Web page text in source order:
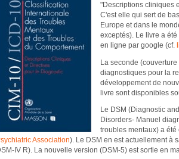
"Descriptions cliniques
C'est elle qui sert de
Europe et dans le
exceptés). Le livre a
en ligne par google (cf.
La seconde
diagnostiques pour la
développement de
livre sont disponibles
Le DSM (Diagnostic
Disorders- Manuel
troubles mentaux) a été
Association). Le DSM en est actuellement à
IV R). La nouvelle version (DSM-5) est sortie en